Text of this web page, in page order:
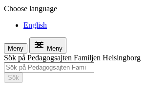
Choose language
English
Meny Meny
Sök på Pedagogsajten Familjen Helsingborg
Sök